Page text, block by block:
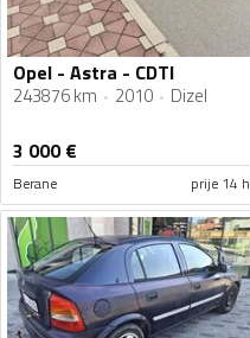
Opel - Astra - CDTI
243876 km 2010 Dizel
3 000€
Berane prije 14 h